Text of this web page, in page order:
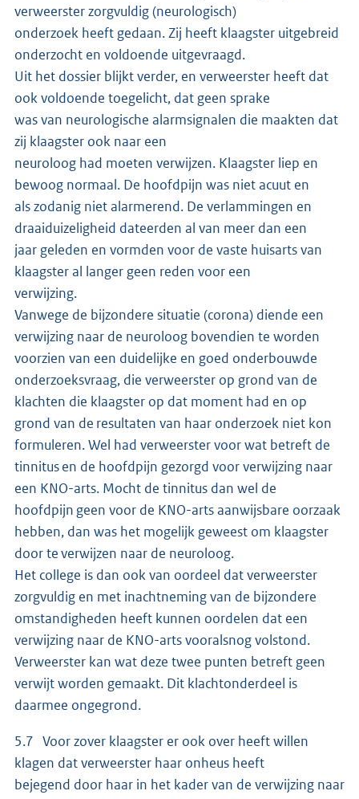
verweerster zorgvuldig (neurologisch)
onderzoek heeft gedaan. Zij heeft klaagster uitgebreid
onderzocht en voldoende uitgevraagd.
Uit het dossier blijkt verder, en verweerster heeft dat
ook voldoende toegelicht, dat geen sprake
was van neurologische alarmsignalen die maakten dat
zij klaagster ook naar een
neuroloog had moeten verwijzen. Klaagster liep en
bewoog normaal. De hoofdpijn was niet acuut en
als zodanig niet alarmerend. De verlammingen en
draaiduizeligheid dateerden al van meer dan een
jaar geleden en vormden voor de vaste huisarts van
klaagster al langer geen reden voor een
verwijzing.
Vanwege de bijzondere situatie (corona) diende een
verwijzing naar de neuroloog bovendien te worden
voorzien van een duidelijke en goed onderbouwde
onderzoeksvraag, die verweerster op grond van de
klachten die klaagster op dat moment had en op
grond van de resultaten van haar onderzoek niet kon
formuleren. Wel had verweerster voor wat betreft de
tinnitus en de hoofdpijn gezorgd voor verwijzing naar
een KNO-arts. Mocht de tinnitus dan wel de
hoofdpijn geen voor de KNO-arts aanwijsbare oorzaak
hebben, dan was het mogelijk geweest om klaagster
door te verwijzen naar de neuroloog.
Het college is dan ook van oordeel dat verweerster
zorgvuldig en met inachtneming van de bijzondere
omstandigheden heeft kunnen oordelen dat een
verwijzing naar de KNO-arts vooralsnog volstond.
Verweerster kan wat deze twee punten betreft geen
verwijt worden gemaakt. Dit klachtonderdeel is
daarmee ongegrond.
5.7 Voor zover klaagster er ook over heeft willen
klagen dat verweerster haar onheus heeft
bejegend door haar in het kader van de verwijzing naar